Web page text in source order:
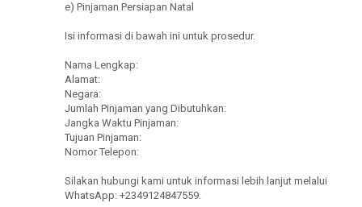
e) Pinjaman Persiapan Natal
Isi informasi di bawah ini untuk prosedur.
Nama Lengkap:
Alamat:
Negara:
Jumlah Pinjaman yang Dibutuhkan:
Jangka Waktu Pinjaman:
Tujuan Pinjaman:
Nomor Telepon:
Silakan hubungi kami untuk informasi lebih lanjut melalui
WhatsApp: +2349124847559.